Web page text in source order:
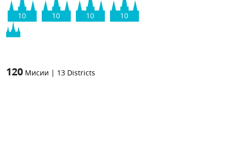
10 10 10 10
120 Мисии | 13 Districts